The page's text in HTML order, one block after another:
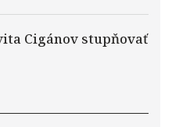
Cigánov stupňovať